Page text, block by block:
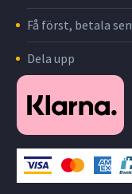
Få först, betala sen
Dela upp